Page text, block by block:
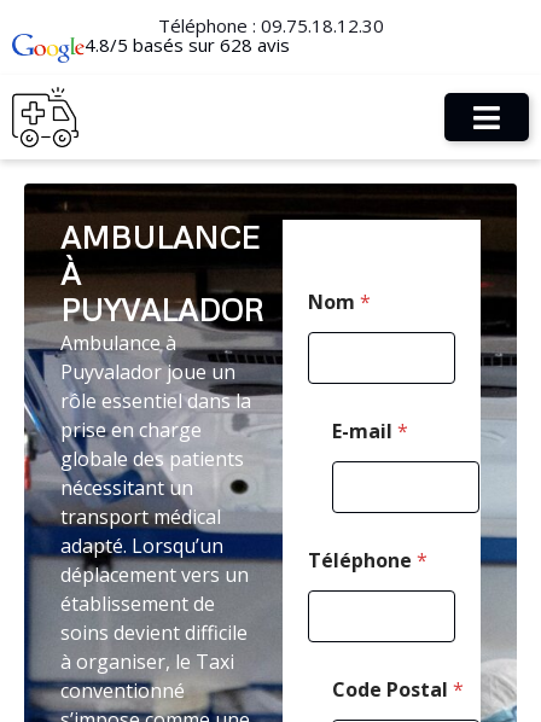
Téléphone : 09.75.18.12.30
4.8/5 basés sur 628 avis
AMBULANCE
À
PUYVALADOR
Ambulance à
Puyvalador joue un
rôle essentiel dans la
prise en charge
globale des patients
nécessitant un
transport médical
adapté. Lorsqu’un
déplacement vers un
établissement de
soins devient difficile
à organiser, le Taxi
conventionné
Nom *
E-mail *
Téléphone *
Code Postal *